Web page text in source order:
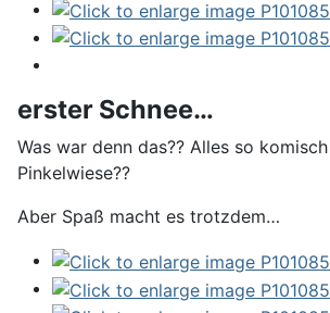
erster Schnee…
Was war denn das?? Alles so
Pinkelwiese??
Aber Spaß macht es trotzdem…